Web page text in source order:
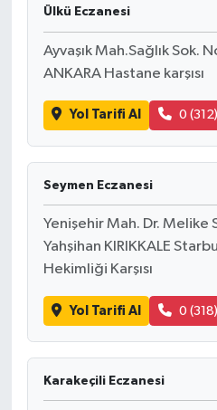
Ülkü Eczanesi
Ayvaşık Mah.Sağlık Sok.
ANKARA Hastane karşısı
Yol Tarifi Al 0
Seymen Eczanesi
Yenişehir Mah. Dr. Melike
Yahşihan KIRIKKALE
Hekimliği Karşısı
Yol Tarifi Al 0
Karakeçili Eczanesi